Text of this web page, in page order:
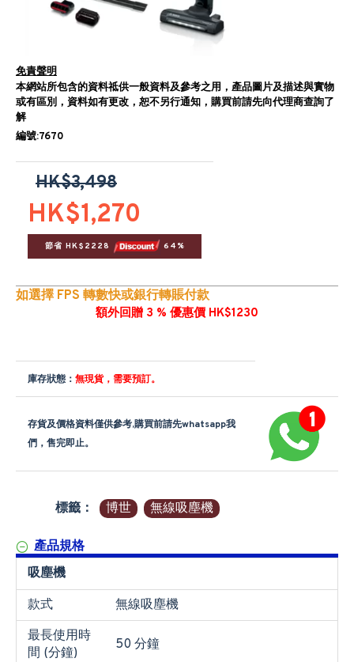
免責聲明
本網站所包含的資料祗供一般資料及參考之用，產品圖片及描述與實物
或有區別，資料如有更改，恕不另行通知，購買前請先向代理商查詢了
解
編號:7670
HK$1,270
HK$3,498
節省 HK$2228 64%
如選擇 FPS 轉數快或銀行轉賬付款
額外回贈 3 % 優惠價 HK$1230
庫存狀態： 無現貨，需要預訂。
存貨及價格資料僅供參考,購買前請先whatsapp我
們，售完即止。
標籤： 博世 無線吸塵機
產品規格
吸塵機
款式
無線吸塵機
最長使用時
間 (分鐘)
50 分鐘